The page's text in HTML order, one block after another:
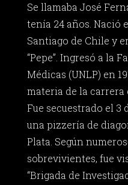
Se llamaba José
tenía 24 años. Nació
Santiago de Chile y
“Pepe”. Ingresó a la
Médicas (UNLP) en
materia de la carrera
Fue secuestrado el 3
una pizzería de
Plata. Según
sobrevivientes, fue
“Brigada de